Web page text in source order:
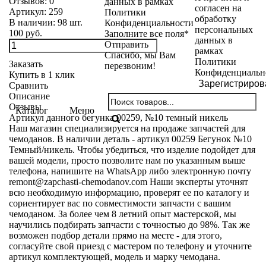
Политики
Конфиденциальности
Заполните все поля*
Отправить
Спасибо, мы Вам
перезвоним!
согласен на
обработку
персональных
данных в
рамках
Политики
Каталог Меню
Артикул: 259
В наличии: 98 шт.
100 руб.
Заказать
Купить в 1 клик
Сравнить
Описание
Отзывы
Артикул данного бегунка 00259, №10 темный никель
Наш магазин специализируется на продаже запчастей для
чемоданов. В наличии деталь - артикул 00259 Бегунок №10
Темный/никель. Чтобы убедиться, что изделие подойдет для
вашей модели, просто позволите нам по указанным выше
телефона, напишите на WhatsApp либо электронную почту
remont@zapchasti-chemodanov.com Наши эксперты уточнят
всю необходимую информацию, проверят ее по каталогу и
сориентирует вас по совместимости запчасти с вашим
чемоданом. За более чем 8 летний опыт мастерской, мы
научились подбирать запчасти с точностью до 98%. Так же
возможен подбор детали прямо на месте - для этого,
согласуйте свой приезд с мастером по телефону и уточните
артикул комплектующей, модель и марку чемодана.